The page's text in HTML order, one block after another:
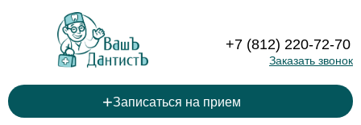
+7 (812) 220-72-70
Заказать звонок
+Записаться на прием